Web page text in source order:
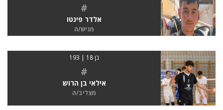
#
אלדר פינטו
מגיש/ה
בן 18 | 193
#
אילאי בן הרוש
מצליב/ה